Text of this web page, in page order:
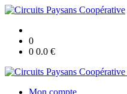
0
0 0.0 €
Mon compte